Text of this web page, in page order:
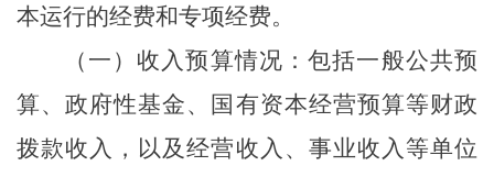
本运行的经费和专项经费。
（一）收入预算情况：包括一般公共预
算、政府性基金、国有资本经营预算等财政
拨款收入，以及经营收入、事业收入等单位